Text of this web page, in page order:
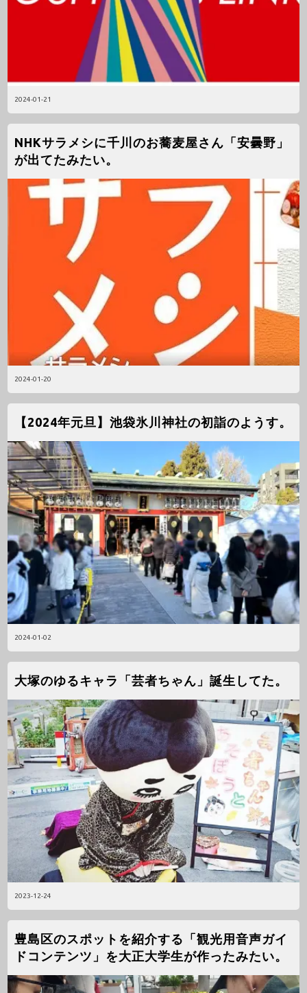
2024-01-21
2024-01-20
NHKサラメシに千川のお蕎麦屋さん「安曇野」
が出てたみたい。
2024-01-02
【2024年元旦】池袋氷川神社の初詣のようす。
2023-12-24
大塚のゆるキャラ「芸者ちゃん」誕生してた。
豊島区のスポットを紹介する「観光用音声ガイ
ドコンテンツ」を大正大学生が作ったみたい。